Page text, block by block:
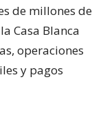
de millones de
Casa Blanca
operaciones
y pagos